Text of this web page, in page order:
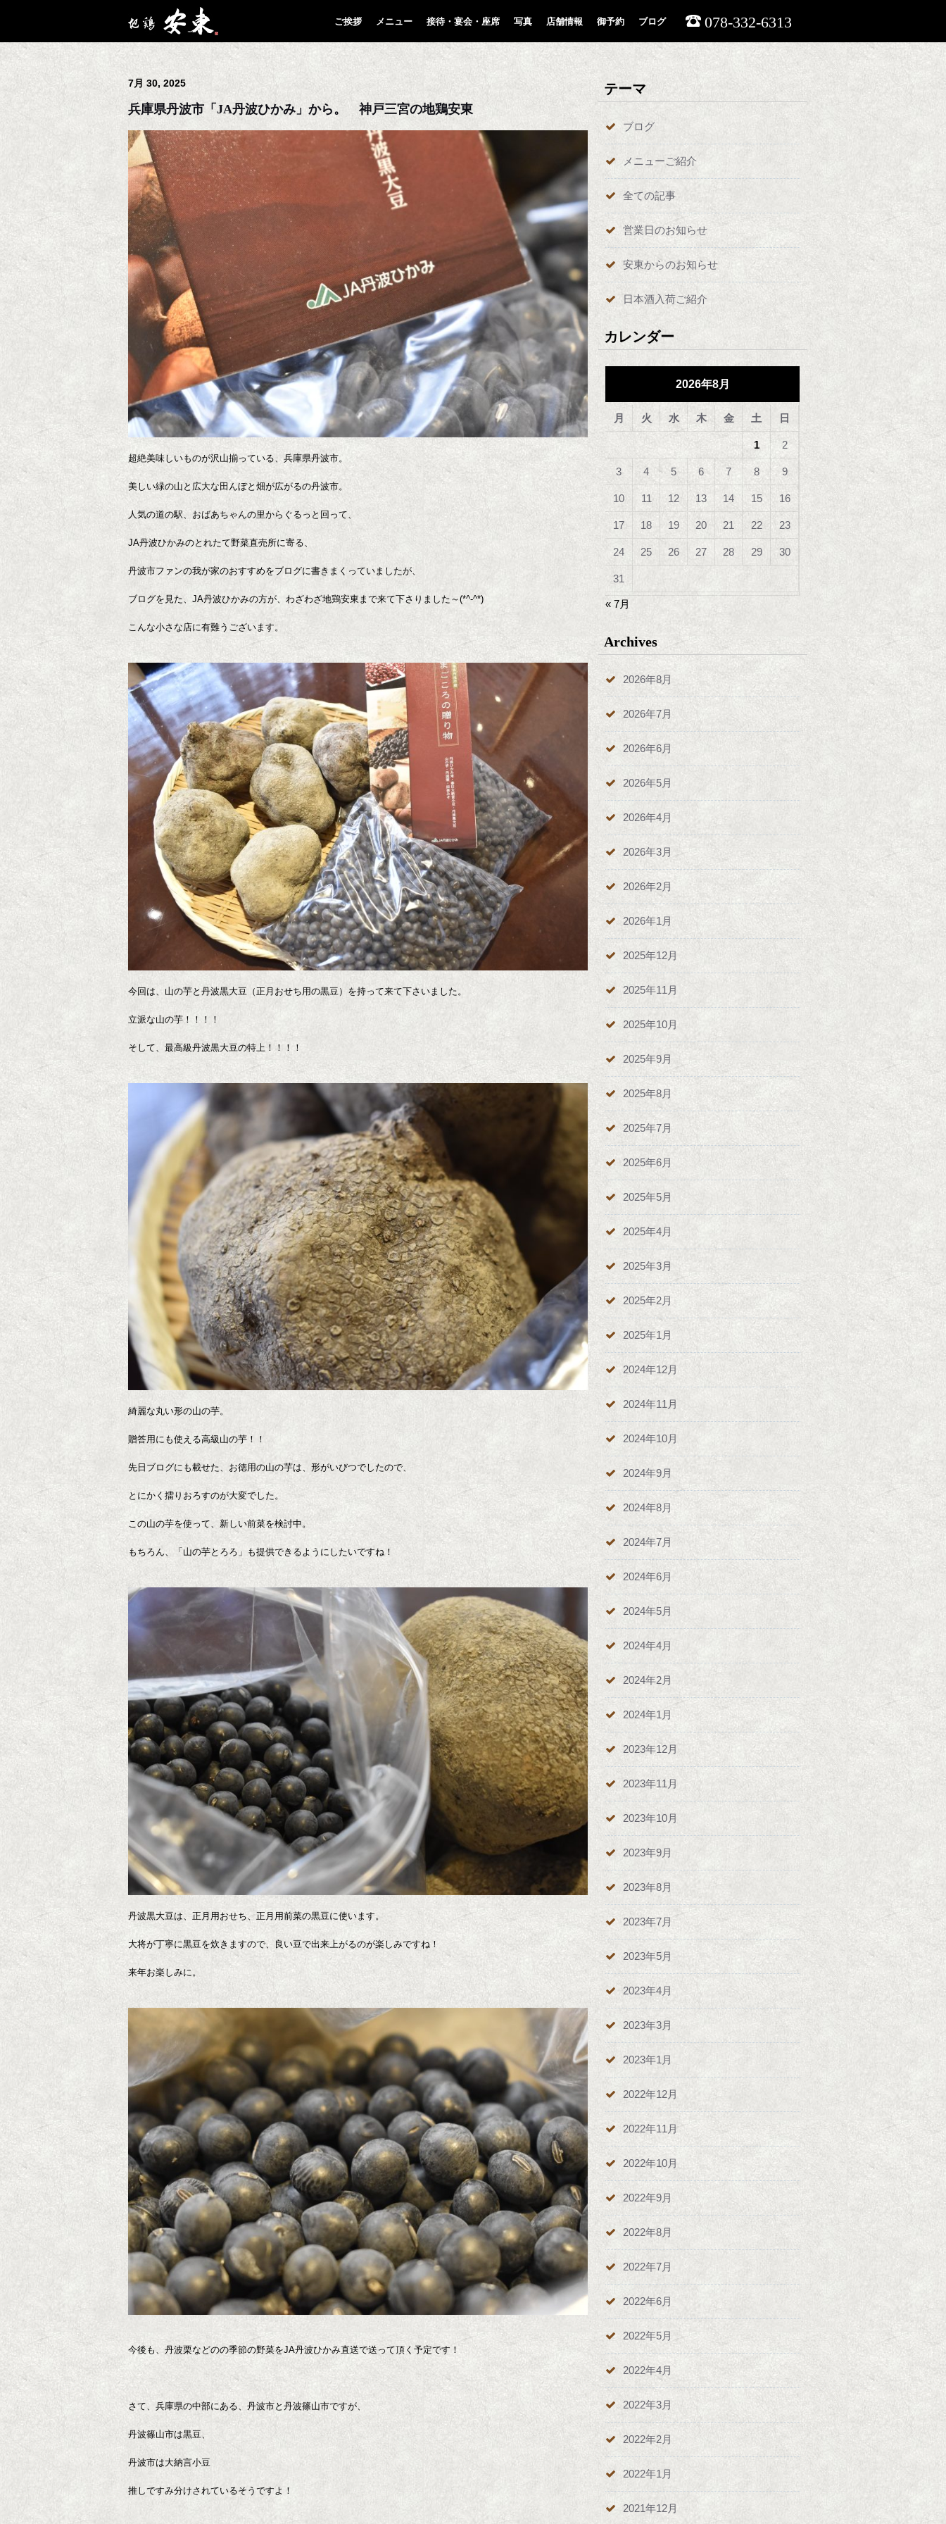
ご挨拶 メニュー 接待・宴会・座席 写真 店舗情報 御予約 ブログ 078-332-6313
7月 30, 2025
兵庫県丹波市「JA丹波ひかみ」から。 神戸三宮の地鶏安東
超絶美味しいものが沢山揃っている、兵庫県丹波市。
美しい緑の山と広大な田んぼと畑が広がるの丹波市。
人気の道の駅、おばあちゃんの里からぐるっと回って、
JA丹波ひかみのとれたて野菜直売所に寄る、
丹波市ファンの我が家のおすすめをブログに書きまくっていましたが、
ブログを見た、JA丹波ひかみの方が、わざわざ地鶏安東まで来て下さりました～(*^-^*)
こんな小さな店に有難うございます。
今回は、山の芋と丹波黒大豆（正月おせち用の黒豆）を持って来て下さいました。
立派な山の芋！！！！
そして、最高級丹波黒大豆の特上！！！！
綺麗な丸い形の山の芋。
贈答用にも使える高級山の芋！！
先日ブログにも載せた、お徳用の山の芋は、形がいびつでしたので、
とにかく擂りおろすのが大変でした。
この山の芋を使って、新しい前菜を検討中。
もちろん、「山の芋とろろ」も提供できるようにしたいですね！
丹波黒大豆は、正月用おせち、正月用前菜の黒豆に使います。
大将が丁寧に黒豆を炊きますので、良い豆で出来上がるのが楽しみですね！
来年お楽しみに。
今後も、丹波栗などのの季節の野菜をJA丹波ひかみ直送で送って頂く予定です！
さて、兵庫県の中部にある、丹波市と丹波篠山市ですが、
丹波篠山市は黒豆、
丹波市は大納言小豆
推しですみ分けされているそうですよ！
テーマ
ブログ
メニューご紹介
全ての記事
営業日のお知らせ
安東からのお知らせ
日本酒入荷ご紹介
カレンダー
2026年8月
月 火 水 木 金 土 日
1 2
3 4 5 6 7 8 9
10 11 12 13 14 15 16
17 18 19 20 21 22 23
24 25 26 27 28 29 30
31
« 7月
Archives
2026年8月
2026年7月
2026年6月
2026年5月
2026年4月
2026年3月
2026年2月
2026年1月
2025年12月
2025年11月
2025年10月
2025年9月
2025年8月
2025年7月
2025年6月
2025年5月
2025年4月
2025年3月
2025年2月
2025年1月
2024年12月
2024年11月
2024年10月
2024年9月
2024年8月
2024年7月
2024年6月
2024年5月
2024年4月
2024年2月
2024年1月
2023年12月
2023年11月
2023年10月
2023年9月
2023年8月
2023年7月
2023年5月
2023年4月
2023年3月
2023年1月
2022年12月
2022年11月
2022年10月
2022年9月
2022年8月
2022年7月
2022年6月
2022年5月
2022年4月
2022年3月
2022年2月
2022年1月
2021年12月